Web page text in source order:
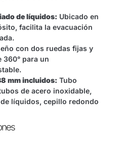
de líquidos: Ubicado en
facilita la evacuación
con dos ruedas fijas y
para un
mm incluidos: Tubo
de acero inoxidable,
líquidos, cepillo redondo